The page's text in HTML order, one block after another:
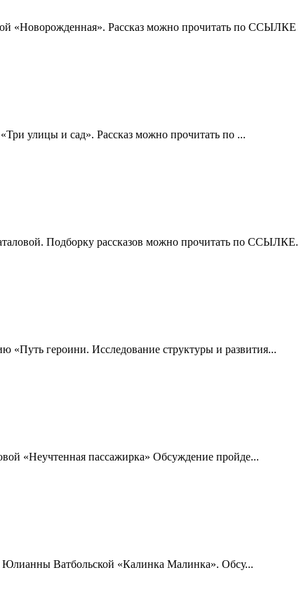
«Новорожденная». Рассказ можно прочитать по
улицы и сад». Рассказ можно прочитать по ...
Подборку рассказов можно прочитать по
«Путь героини. Исследование структуры и развития...
«Неучтенная пассажирка» Обсуждение пройде...
Юлианны Ватбольской «Калинка Малинка». Обсу...